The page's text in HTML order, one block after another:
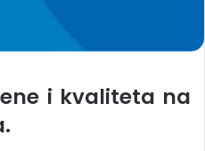
i kvaliteta na